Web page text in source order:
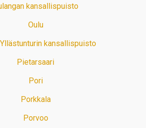
kansallispuisto
Oulu
kansallispuisto
Pietarsaari
Pori
Porkkala
Porvoo